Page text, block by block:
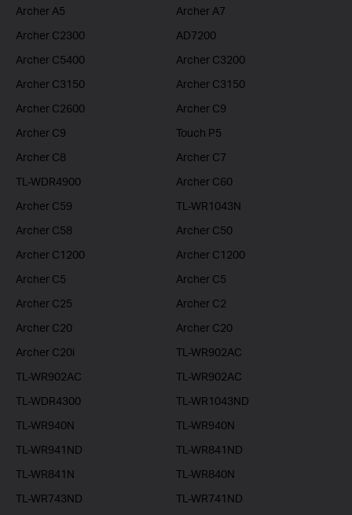
Archer A5
Archer A7
Archer C2300
AD7200
Archer C5400
Archer C3200
Archer C3150
Archer C3150
Archer C2600
Archer C9
Archer C9
Touch P5
Archer C8
Archer C7
TL-WDR4900
Archer C60
Archer C59
TL-WR1043N
Archer C58
Archer C50
Archer C1200
Archer C1200
Archer C5
Archer C5
Archer C25
Archer C2
Archer C20
Archer C20
Archer C20i
TL-WR902AC
TL-WR902AC
TL-WR902AC
TL-WDR4300
TL-WR1043ND
TL-WR940N
TL-WR940N
TL-WR941ND
TL-WR841ND
TL-WR841N
TL-WR840N
TL-WR743ND
TL-WR741ND